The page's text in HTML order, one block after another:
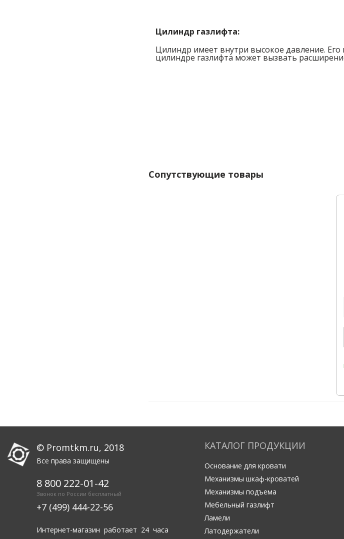
Цилиндр газлифта:
Цилиндр имеет внутри высокое давление.
цилиндре газлифта может вызвать
Сопутствующие товары
© Promtkm.ru, 2018
Все права защищены
8 800 222-01-42
Звонок по России бесплатный
+7 (499) 444-22-56
Интернет-магазин работает 24 часа
КАТАЛОГ ПРОДУКЦИИ
Основание для кровати
Механизмы шкаф-кроватей
Механизмы подъема
Мебельный газлифт
Ламели
Латодержатели